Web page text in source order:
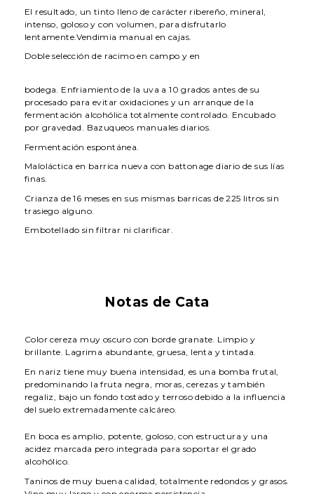
El resultado, un tinto lleno de carácter ribereño, mineral,
intenso, goloso y con volumen, para disfrutarlo
lentamente.Vendimia manual en cajas.
Doble selección de racimo en campo y en
bodega. Enfriamiento de la uva a 10 grados antes de su
procesado para evitar oxidaciones y un arranque de la
fermentación alcohólica totalmente controlado. Encubado
por gravedad. Bazuqueos manuales diarios.
Fermentación espontánea.
Maloláctica en barrica nueva con battonage diario de sus lías
finas.
Crianza de 16 meses en sus mismas barricas de 225 litros sin
trasiego alguno.
Embotellado sin filtrar ni clarificar.
Notas de Cata
Color cereza muy oscuro con borde granate. Limpio y
brillante. Lagrima abundante, gruesa, lenta y tintada.
En nariz tiene muy buena intensidad, es una bomba frutal,
predominando la fruta negra, moras, cerezas y también
regaliz, bajo un fondo tostado y terroso debido a la influencia
del suelo extremadamente calcáreo.
En boca es amplio, potente, goloso, con estructura y una
acidez marcada pero integrada para soportar el grado
alcohólico.
Taninos de muy buena calidad, totalmente redondos y grasos.